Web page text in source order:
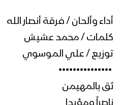
قادمون في العام
1444هـ
أداء وألحان / فرقة أنصار الله
كلمات / محمد عشيش
توزيع / علي الموسوي
‏ •••••••••••••••
ثق بالمهيمن